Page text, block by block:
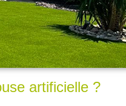
artificielle ?